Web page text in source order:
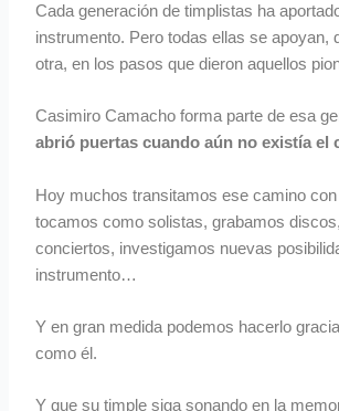
Cada generación de timplistas ha
instrumento. Pero todas ellas se apoyan,
otra, en los pasos que dieron aquellos
Casimiro Camacho forma parte de esa
abrió puertas cuando aún no existía el
Hoy muchos transitamos ese camino con
tocamos como solistas, grabamos
conciertos, investigamos nuevas
instrumento…
Y en gran medida podemos hacerlo
como él.
Y que su timple siga sonando en la